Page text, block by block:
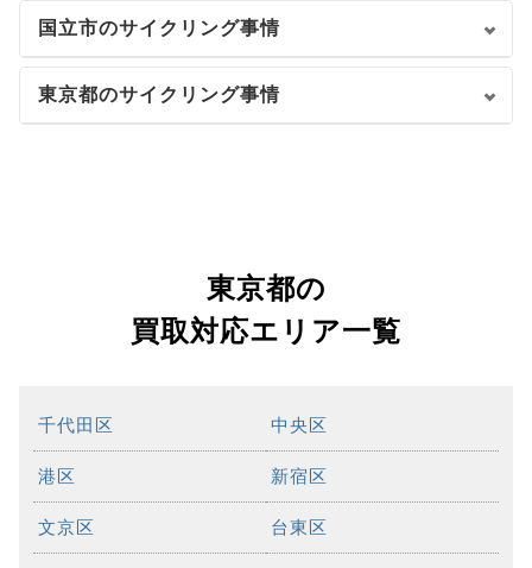
国立市のサイクリング事情
東京都のサイクリング事情
東京都の
買取対応エリア一覧
千代田区 中央区
港区 新宿区
文京区 台東区